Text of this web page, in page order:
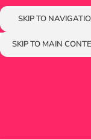
SKIP TO
SKIP TO MAIN